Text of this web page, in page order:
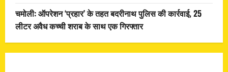
चमोली: ऑपरेशन ‘प्रहार’ के तहत बदरीनाथ पुलिस की कार्रवाई, 25
लीटर अवैध कच्ची शराब के साथ एक गिरफ्तार